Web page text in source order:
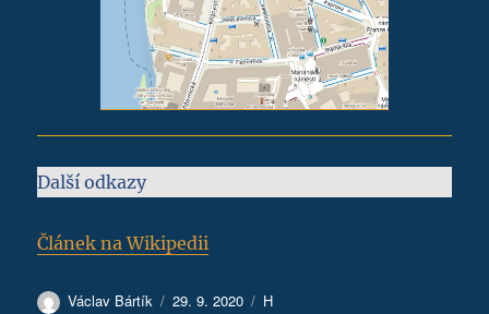
Další odkazy
Článek na Wikipedii
Autor:
Václav Bártík Publikováno:
29. 9. 2020 Rubriky:
H